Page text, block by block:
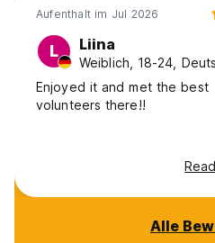
Aufenthalt im Jul 2026
L Liina
Enjoyed it and met the best
volunteers there!!
Alle